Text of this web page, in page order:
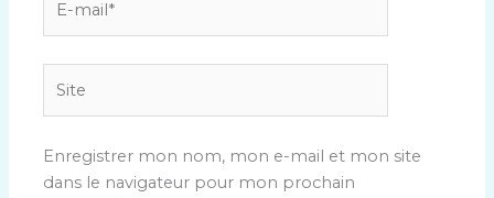
Enregistrer mon nom, mon e-mail et mon site
dans le navigateur pour mon prochain